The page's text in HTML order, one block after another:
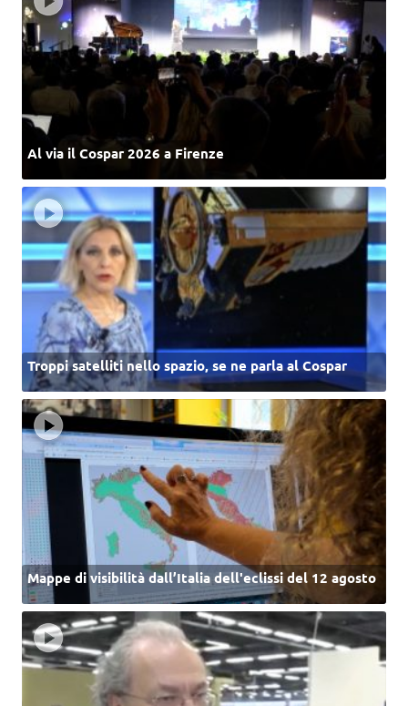
Al via il Cospar 2026 a Firenze
Troppi satelliti nello spazio, se ne parla al Cospar
Mappe di visibilità dall’Italia dell'eclissi del 12 agosto